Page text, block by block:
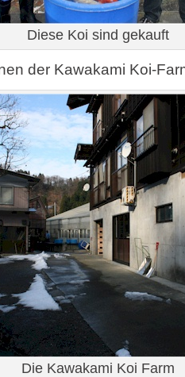
Diese Koi sind gekauft
der Kawakami Koi-
Die Kawakami Koi Farm